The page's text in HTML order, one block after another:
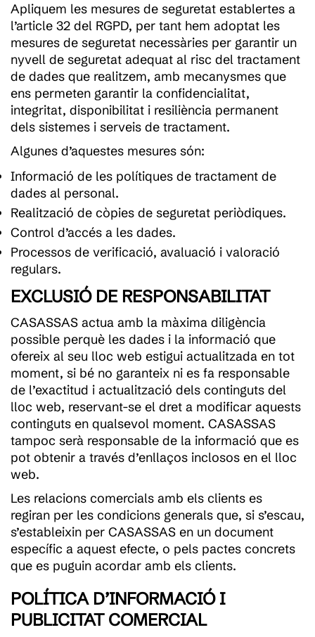
Apliquem les mesures de seguretat establertes a
l’article 32 del RGPD, per tant hem adoptat les
mesures de seguretat necessàries per garantir un
nyvell de seguretat adequat al risc del tractament
de dades que realitzem, amb mecanysmes que
ens permeten garantir la confidencialitat,
integritat, disponibilitat i resiliència permanent
dels sistemes i serveis de tractament.
Algunes d’aquestes mesures són:
Informació de les polítiques de tractament de
dades al personal.
Realització de còpies de seguretat periòdiques.
Control d’accés a les dades.
Processos de verificació, avaluació i valoració
regulars.
EXCLUSIÓ DE RESPONSABILITAT
CASASSAS actua amb la màxima diligència
possible perquè les dades i la informació que
ofereix al seu lloc web estigui actualitzada en tot
moment, si bé no garanteix ni es fa responsable
de l’exactitud i actualització dels continguts del
lloc web, reservant-se el dret a modificar aquests
continguts en qualsevol moment. CASASSAS
tampoc serà responsable de la informació que es
pot obtenir a través d’enllaços inclosos en el lloc
web.
Les relacions comercials amb els clients es
regiran per les condicions generals que, si s’escau,
s’estableixin per CASASSAS en un document
específic a aquest efecte, o pels pactes concrets
que es puguin acordar amb els clients.
POLÍTICA D’INFORMACIÓ I
PUBLICITAT COMERCIAL